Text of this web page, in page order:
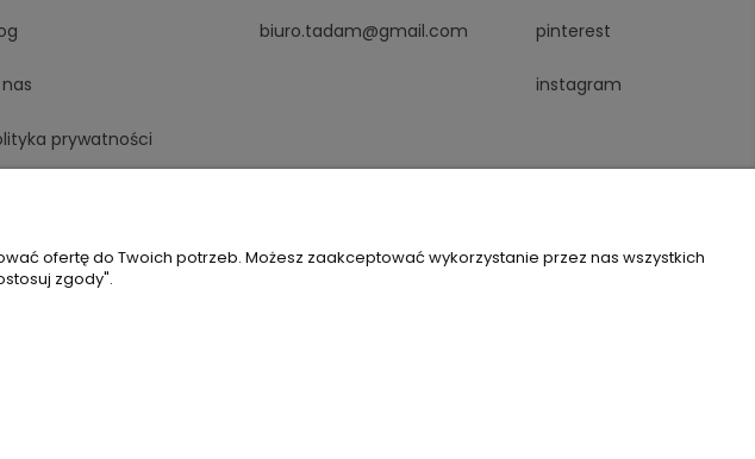
prywatności
biuro.tadam@gmail.com pinterest
instagram
ofertę do Twoich potrzeb. Możesz zaakceptować wykorzystanie przez nas wszystkich
zgody".